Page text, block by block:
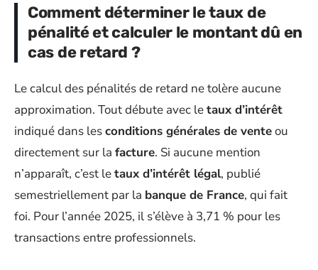
Comment déterminer le taux de
pénalité et calculer le montant dû en
cas de retard ?
Le calcul des pénalités de retard ne tolère aucune
approximation. Tout débute avec letaux d’intérêt
indiqué dans lesconditions générales de venteou
directement sur la facture. Si aucune mention
n’apparaît, c’est letaux d’intérêt légal, publié
semestriellement par la banque de France, qui fait
foi. Pour l’année 2025, il s’élève à 3,71 % pour les
transactions entre professionnels.